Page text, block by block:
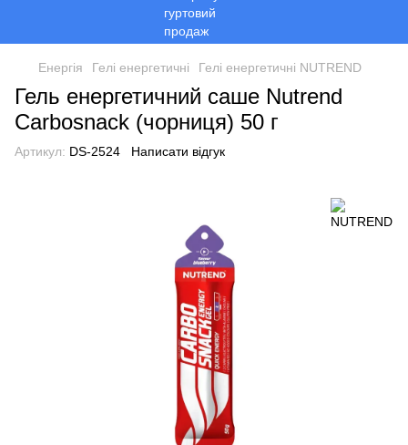
Енергія Гелі енергетичні Гелі енергетичні NUTREND
Гель енергетичний саше Nutrend
Carbosnack (чорниця) 50 г
Артикул: DS-2524 Написати відгук